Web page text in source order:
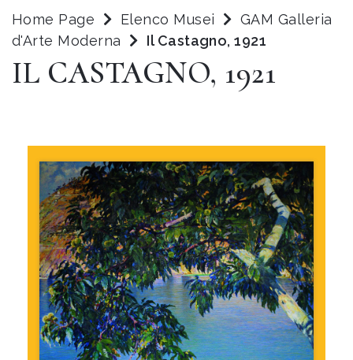
Home Page Elenco Musei
GAM Galleria
d'Arte Moderna
Il Castagno, 1921
IL CASTAGNO, 1921